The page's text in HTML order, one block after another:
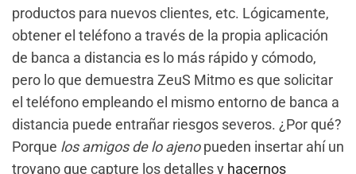
productos para nuevos clientes, etc. Lógicamente,
obtener el teléfono a través de la propia aplicación
de banca a distancia es lo más rápido y cómodo,
pero lo que demuestra ZeuS Mitmo es que solicitar
el teléfono empleando el mismo entorno de banca a
distancia puede entrañar riesgos severos. ¿Por qué?
Porque los amigos de lo ajenopueden insertar ahí un
troyano que capture los detalles y hacernos